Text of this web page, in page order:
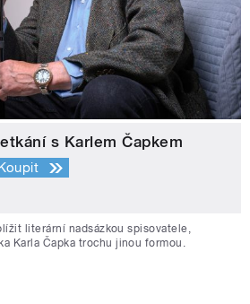
s Karlem Čapkem
literární nadsázkou spisovatele,
Karla Čapka trochu jinou formou.